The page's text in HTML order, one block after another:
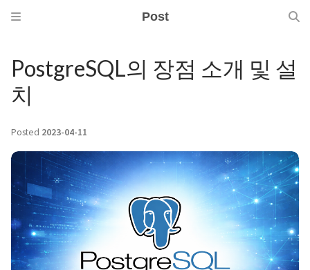
Post
PostgreSQL의 장점 소개 및 설
치
Posted 2023-04-11